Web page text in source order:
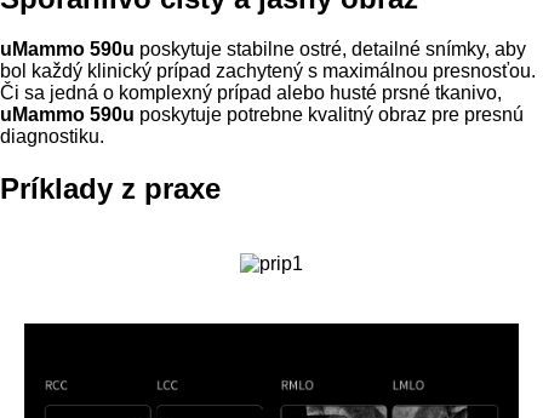
uMammo 590u poskytuje stabilne ostré, detailné snímky, aby
bol každý klinický prípad zachytený s maximálnou presnosťou.
Či sa jedná o komplexný prípad alebo husté prsné tkanivo,
uMammo 590u poskytuje potrebne kvalitný obraz pre presnú
diagnostiku.
Príklady z praxe